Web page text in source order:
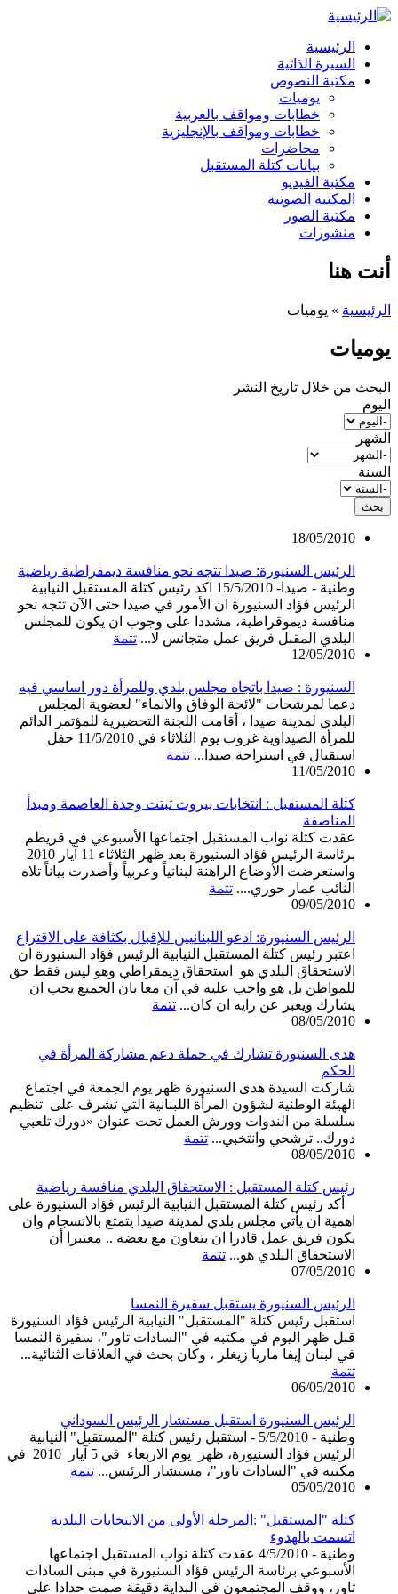
الرئيسية
السيرة الذاتية
مكتبة النصوص
يوميات
خطابات ومواقف بالعربية
خطابات ومواقف بالإنجليزية
محاضرات
بيانات كتلة المستقبل
مكتبة الفيديو
المكتبة الصوتية
مكتبة الصور
منشورات
أنت هنا
الرئيسية » يوميات
يوميات
البحث من خلال تاريخ النشر
‏اليوم ‏
‏الشهر ‏
‏السنة ‏
18/05/2010
الرئيس السنيورة: صيدا تتجه نحو منافسة ديمقراطية رياضية
وطنية - صيدا- 15/5/2010 اكد رئيس كتلة المستقبل النيابية
الرئيس فؤاد السنيورة ان الأمور في صيدا حتى الآن تتجه نحو
منافسة ديموقراطية، مشددا على وجوب ان يكون للمجلس
البلدي المقبل فريق عمل متجانس لا... تتمة
12/05/2010
السنيورة : صيدا باتجاه مجلس بلدي وللمرأة دور اساسي فيه
دعما لمرشحات "لائحة الوفاق والانماء" لعضوية المجلس
البلدي لمدينة صيدا ، أقامت اللجنة التحضيرية للمؤتمر الدائم
للمرأة الصيداوية غروب يوم الثلاثاء في 11/5/2010 حفل
استقبال في استراحة صيدا... تتمة
11/05/2010
كتلة المستقبل : انتخابات بيروت ثبتت وحدة العاصمة ومبدأ
المناصفة
عقدت كتلة نواب المستقبل اجتماعها الأسبوعي في قريطم
برئاسة الرئيس فؤاد السنيورة بعد ظهر الثلاثاء 11 آيار 2010
واستعرضت الأوضاع الراهنة لبنانياً وعربياً وأصدرت بياناً تلاه
النائب عمار حوري.... تتمة
09/05/2010
الرئيس السنيورة: ادعو اللبنانيين للإقبال بكثافة على الاقتراع
اعتبر رئيس كتلة المستقبل النيابية الرئيس فؤاد السنيورة ان
الاستحقاق البلدي هو استحقاق ديمقراطي وهو ليس فقط حق
للمواطن بل هو واجب عليه في آن معا بان الجميع يجب ان
يشارك ويعبر عن رايه ان كان... تتمة
08/05/2010
هدى السنيورة تشارك في حملة دعم مشاركة المرأة في
الحكم
شاركت السيدة هدى السنيورة ظهر يوم الجمعة في اجتماع
الهيئة الوطنية لشؤون المرأة اللبنانية التي تشرف على تنظيم
سلسلة من الندوات وورش العمل تحت عنوان «دورك تلعبي
دورك.. ترشحي وانتخبي... تتمة
08/05/2010
رئيس كتلة المستقبل : الاستحقاق البلدي منافسة رياضية
أكد رئيس كتلة المستقبل النيابية الرئيس فؤاد السنيورة على
اهمية ان يأتي مجلس بلدي لمدينة صيدا يتمتع بالانسجام وان
يكون فريق عمل قادرا ان يتعاون مع بعضه .. معتبرا أن
الاستحقاق البلدي هو... تتمة
07/05/2010
الرئيس السنيورة يستقبل سفيرة النمسا
استقبل رئيس كتلة "المستقبل" النيابية الرئيس فؤاد السنيورة
قبل ظهر اليوم في مكتبه في "السادات تاور"، سفيرة النمسا
في لبنان إيفا ماريا زيغلر ، وكان بحث في العلاقات الثنائية...
تتمة
06/05/2010
الرئيس السنيورة استقبل مستشار الرئيس السوداني
وطنية - 5/5/2010 - استقبل رئيس كتلة "المستقبل" النيابية
الرئيس فؤاد السنيورة، ظهر يوم الاربعاء في 5 آيار 2010 في
مكتبه في "السادات تاور"، مستشار الرئيس... تتمة
05/05/2010
كتلة "المستقبل" :المرحلة الأولى من الانتخابات البلدية
اتسمت بالهدوء
وطنية - 4/5/2010 عقدت كتلة نواب المستقبل اجتماعها
الأسبوعي برئاسة الرئيس فؤاد السنيورة في مبنى السادات
تاور، ووقف المجتمعون في البداية دقيقة صمت حدادا على